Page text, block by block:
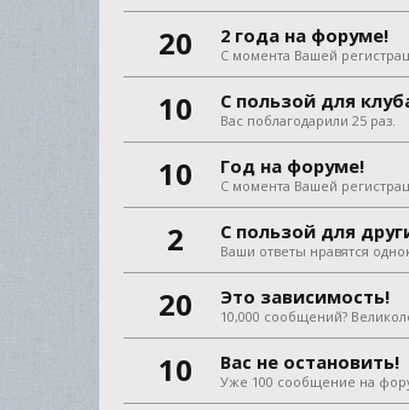
20 2 года на форуме!
С момента Вашей
10 С пользой для
Вас поблагодарили 25 раз.
10 Год на форуме!
С момента Вашей
2 С пользой для
Ваши ответы нравятся
20 Это зависимость!
10,000 сообщений?
10 Вас не остановить!
Уже 100 сообщение на